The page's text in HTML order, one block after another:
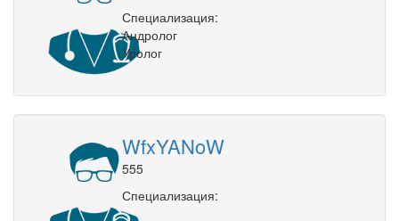
Специализация:
Андролог
Уролог
WfxYANoW
555
Специализация: